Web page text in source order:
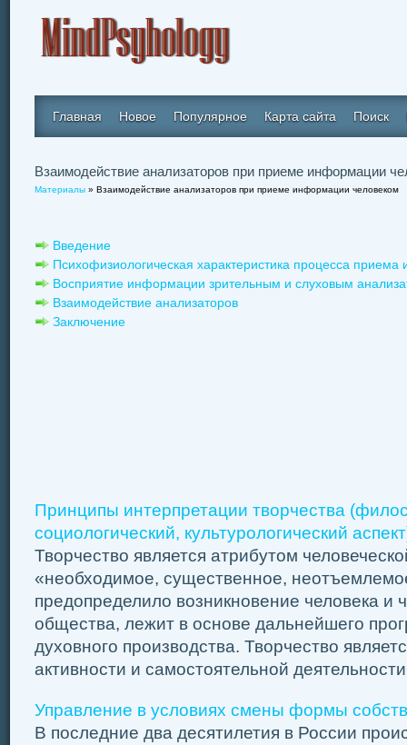
Главная Новое Популярное Карта сайта Поиск
Взаимодействие анализаторов при приеме информации
Материалы » Взаимодействие анализаторов при приеме информации человеком
Введение
Психофизиологическая характеристика процесса
Восприятие информации зрительным и слуховым
Взаимодействие анализаторов
Заключение
Принципы интерпретации творчества
социологический, культурологический
Творчество является атрибутом
«необходимое, существенное,
предопределило возникновение человека и
общества, лежит в основе дальнейшего
духовного производства. Творчество
активности и самостоятельной
Управление в условиях смены формы
В последние два десятилетия в России